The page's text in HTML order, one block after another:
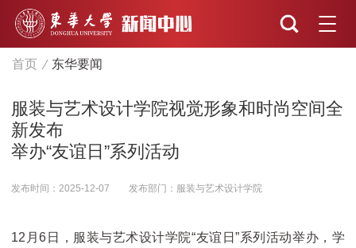
首页 东华要闻
服装与艺术设计学院视觉形象和时尚空间全
新发布
举办“友谊日”系列活动
发布时间：2025-12-07 发布部门：服装与艺术设计学院
12月6日，服装与艺术设计学院“友谊日”系列活动举办，学